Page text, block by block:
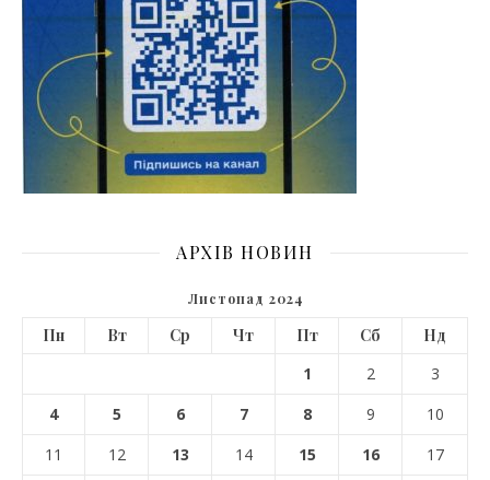
АРХІВ НОВИН
Листопад 2024
Пн Вт Ср Чт Пт Сб
Нд
1
2
3
4
5 6 7 8 9
10
11
12 13 14 15 16 17